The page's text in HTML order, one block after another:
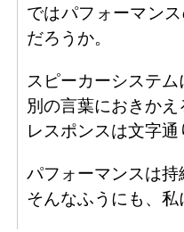
ではパフォーマン
だろうか。
スピーカーシステ
別の言葉におきか
レスポンスは文字
パフォーマンスは
そんなふうにも、